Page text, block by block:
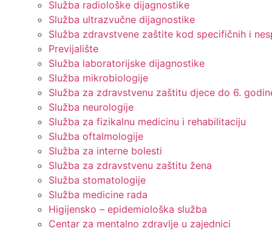
Služba radiološke dijagnostike
Služba ultrazvučne dijagnostike
Služba zdravstvene zaštite kod specifičnih i
Previjalište
Služba laboratorijske dijagnostike
Služba mikrobiologije
Služba za zdravstvenu zaštitu djece do 6.
Služba neurologije
Služba za fizikalnu medicinu i rehabilitaciju
Služba oftalmologije
Služba za interne bolesti
Služba za zdravstvenu zaštitu žena
Služba stomatologije
Služba medicine rada
Higijensko – epidemiološka služba
Centar za mentalno zdravlje u zajednici